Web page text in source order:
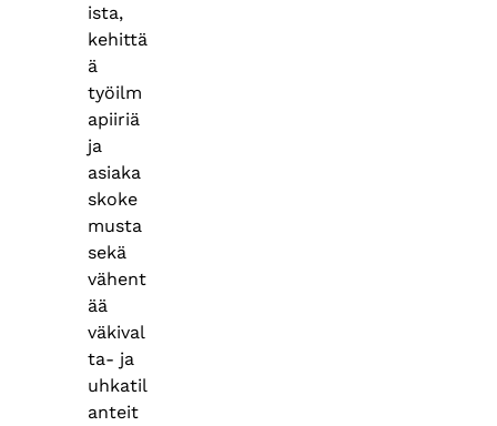
ista,
kehittä
ä
työilm
apiiriä
ja
asiaka
skoke
musta
sekä
vähent
ää
väkival
ta- ja
uhkatil
anteit